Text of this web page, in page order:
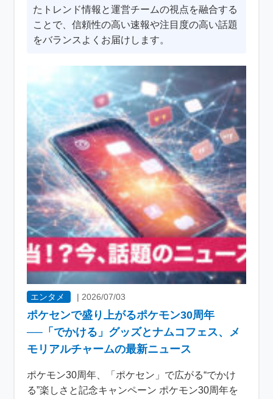
たトレンド情報と運営チームの視点を融合する
ことで、信頼性の高い速報や注目度の高い話題
をバランスよくお届けします。
エンタメ | 2026/07/03
ポケセンで盛り上がるポケモン30周年
──「でかける」グッズとナムコフェス、メ
モリアルチャームの最新ニュース
ポケモン30周年、「ポケセン」で広がる“でかけ
る”楽しさと記念キャンペーン ポケモン30周年を